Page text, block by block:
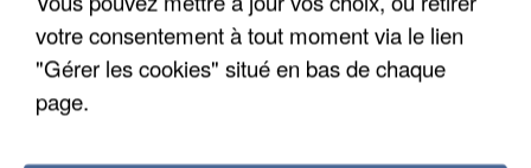
votre consentement à tout moment via le lien
"Gérer les cookies" situé en bas de chaque
page.